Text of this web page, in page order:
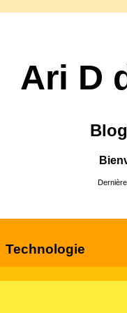
Ari D
Technologie